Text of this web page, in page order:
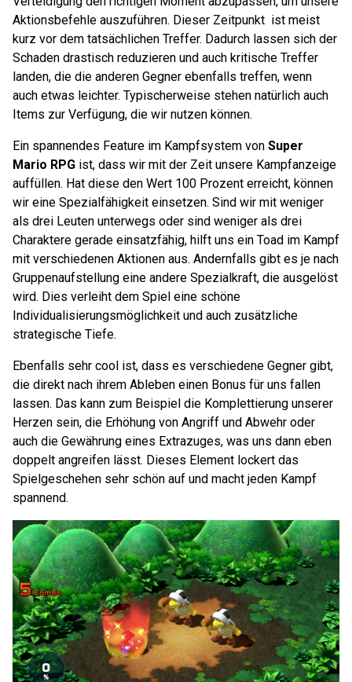
Aktionsbefehle auszuführen. Dieser Zeitpunkt ist meist
kurz vor dem tatsächlichen Treffer. Dadurch lassen sich der
Schaden drastisch reduzieren und auch kritische Treffer
landen, die die anderen Gegner ebenfalls treffen, wenn
auch etwas leichter. Typischerweise stehen natürlich auch
Items zur Verfügung, die wir nutzen können.
Ein spannendes Feature im Kampfsystem von Super
Mario RPG ist, dass wir mit der Zeit unsere Kampfanzeige
auffüllen. Hat diese den Wert 100 Prozent erreicht, können
wir eine Spezialfähigkeit einsetzen. Sind wir mit weniger
als drei Leuten unterwegs oder sind weniger als drei
Charaktere gerade einsatzfähig, hilft uns ein Toad im Kampf
mit verschiedenen Aktionen aus. Andernfalls gibt es je nach
Gruppenaufstellung eine andere Spezialkraft, die ausgelöst
wird. Dies verleiht dem Spiel eine schöne
Individualisierungsmöglichkeit und auch zusätzliche
strategische Tiefe.
Ebenfalls sehr cool ist, dass es verschiedene Gegner gibt,
die direkt nach ihrem Ableben einen Bonus für uns fallen
lassen. Das kann zum Beispiel die Komplettierung unserer
Herzen sein, die Erhöhung von Angriff und Abwehr oder
auch die Gewährung eines Extrazuges, was uns dann eben
doppelt angreifen lässt. Dieses Element lockert das
Spielgeschehen sehr schön auf und macht jeden Kampf
spannend.